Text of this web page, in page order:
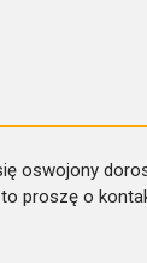
oswojony
proszę o